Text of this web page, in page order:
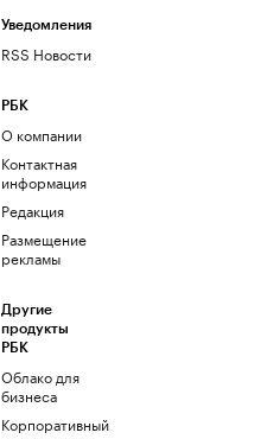
Уведомления
RSS Новости
РБК
О компании
Контактная
информация
Редакция
Размещение
рекламы
Другие
продукты
РБК
Облако для
бизнеса
Корпоративный